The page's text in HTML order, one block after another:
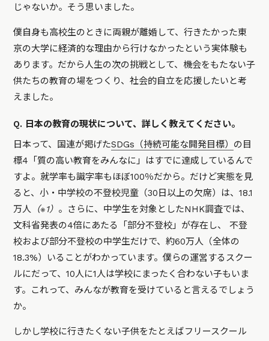
じゃないか。そう思いました。
僕自身も高校生のときに両親が離婚して、行きたかった東
京の大学に経済的な理由から行けなかったという実体験も
あります。だから人生の次の挑戦として、機会をもたない子
供たちの教育の場をつくり、社会的自立を応援したいと考
えました。
Q. 日本の教育の現状について、詳しく教えてください。
日本って、国連が掲げたSDGs（持続可能な開発目標） の目
標4「質の高い教育をみんなに」はすでに達成しているんで
すよ。就学率も識字率もほぼ100％だから。だけど実態を見
ると、小・中学校の不登校児童（30日以上の欠席）は、18.1
万人 （※1） 。さらに、中学生を対象としたNHK調査では、
文科省発表の4倍にあたる「部分不登校」が存在し、 不登
校および部分不登校の中学生だけで、約60万人（全体の
18.3%）いることがわかっています。僕らの運営するスクー
ルにだって、10人に1人は学校にまったく合わない子もいま
す。これって、みんなが教育を受けていると言えるでしょう
か。
しかし学校に行きたくない子供をたとえばフリースクール